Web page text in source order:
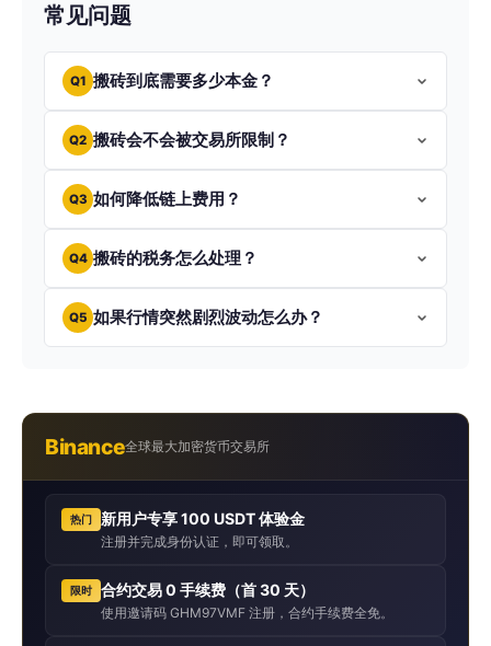
常见问题
Q1 搬砖到底需要多少本金？
Q2 搬砖会不会被交易所限制？
Q3 如何降低链上费用？
Q4 搬砖的税务怎么处理？
Q5 如果行情突然剧烈波动怎么办？
Binance全球最大加密货币交易所
热门 新用户专享 100 USDT 体验金
注册并完成身份认证，即可领取。
限时 合约交易 0 手续费（首 30 天）
使用邀请码 GHM97VMF 注册，合约手续费全免。